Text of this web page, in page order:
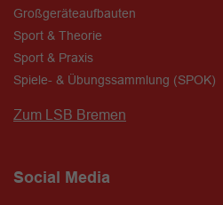
Großgeräteaufbauten
Sport & Theorie
Sport & Praxis
Spiele- & Übungssammlung (SPOK)
Zum LSB Bremen
Social Media